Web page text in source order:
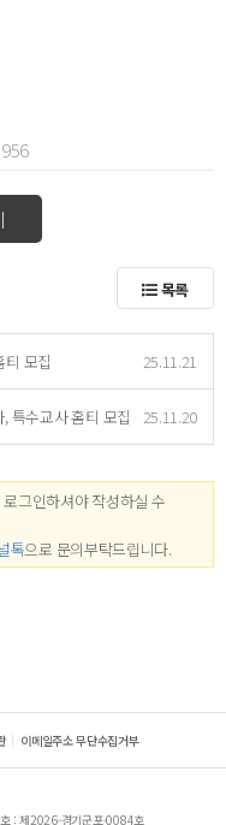
목록
모집 25.11.21
특수교사 홈티 모집 25.11.20
그인하셔야 작성하실 수
톡으로 문의부탁드립니다.
이메일주소 무단수집거부
: 제2026-경기군포-0084호